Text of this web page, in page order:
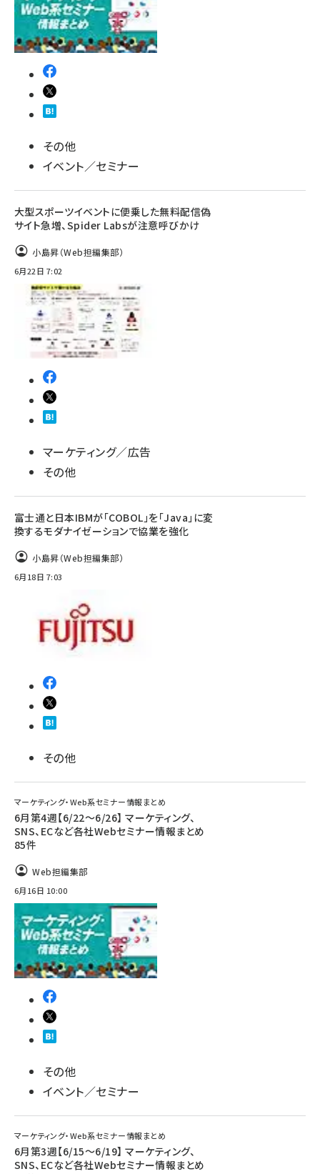
その他
イベント／セミナー
大型スポーツイベントに便乗した無料配信偽
サイト急増、Spider Labsが注意呼びかけ
小島昇（Web担編集部）
6月22日 7:02
マーケティング／広告
その他
富士通と日本IBMが「COBOL」を「Java」に変
換するモダナイゼーションで協業を強化
小島昇（Web担編集部）
6月18日 7:03
その他
マーケティング・Web系セミナー情報まとめ
6月第4週【6/22～6/26】 マーケティング、
SNS、ECなど各社Webセミナー情報まとめ
85件
Web担編集部
6月16日 10:00
その他
イベント／セミナー
マーケティング・Web系セミナー情報まとめ
6月第3週【6/15～6/19】 マーケティング、
SNS、ECなど各社Webセミナー情報まとめ